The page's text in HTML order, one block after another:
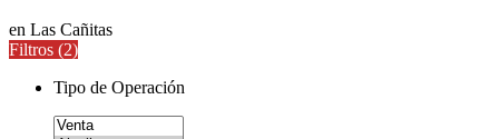
en Las Cañitas
Filtros (2)
Tipo de Operación